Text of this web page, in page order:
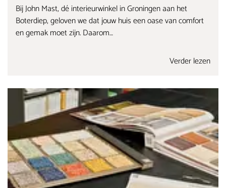
Bij John Mast, dé interieurwinkel in Groningen aan het
Boterdiep, geloven we dat jouw huis een oase van comfort
en gemak moet zijn. Daarom…
Verder lezen